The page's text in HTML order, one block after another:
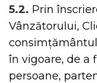
5.2. Prin
Vânzătorului,
în vigoare, de a
persoane,